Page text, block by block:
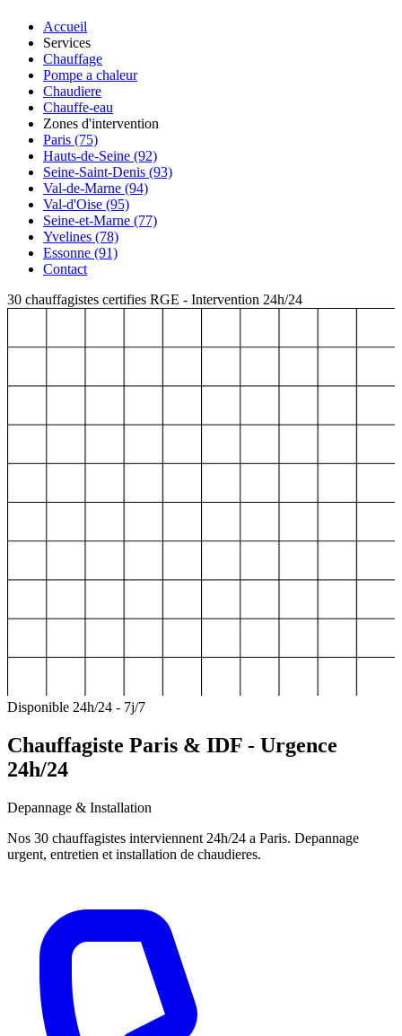
Accueil
Services
Chauffage
Pompe a chaleur
Chaudiere
Chauffe-eau
Zones d'intervention
Paris (75)
Hauts-de-Seine (92)
Seine-Saint-Denis (93)
Val-de-Marne (94)
Val-d'Oise (95)
Seine-et-Marne (77)
Yvelines (78)
Essonne (91)
Contact
30 chauffagistes certifies RGE - Intervention 24h/24
Disponible 24h/24 - 7j/7
Chauffagiste Paris & IDF - Urgence
24h/24
Depannage & Installation
Nos 30 chauffagistes interviennent 24h/24 a Paris. Depannage
urgent, entretien et installation de chaudieres.